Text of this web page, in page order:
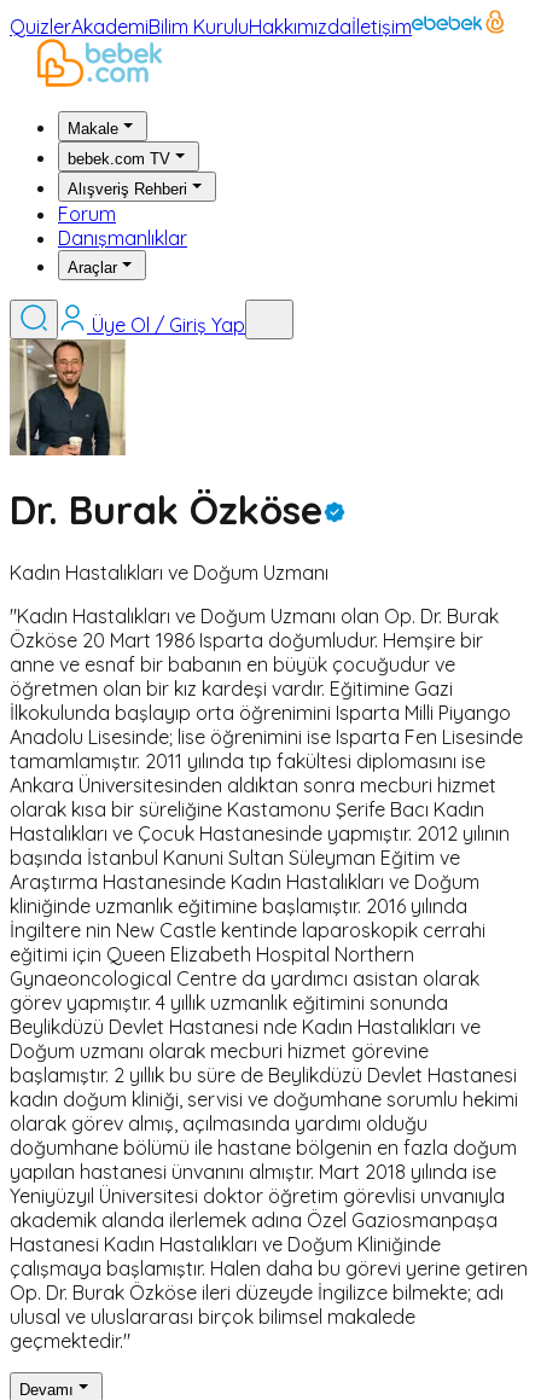
QuizlerAkademiBilim KuruluHakkımızdaİletişim
Makale
bebek.com TV
Alışveriş Rehberi
Forum
Danışmanlıklar
Araçlar
Üye Ol / Giriş Yap
Dr. Burak Özköse
Kadın Hastalıkları ve Doğum Uzmanı
"Kadın Hastalıkları ve Doğum Uzmanı olan Op. Dr. Burak
Özköse 20 Mart 1986 Isparta doğumludur. Hemşire bir
anne ve esnaf bir babanın en büyük çocuğudur ve
öğretmen olan bir kız kardeşi vardır. Eğitimine Gazi
İlkokulunda başlayıp orta öğrenimini Isparta Milli Piyango
Anadolu Lisesinde; lise öğrenimini ise Isparta Fen Lisesinde
tamamlamıştır. 2011 yılında tıp fakültesi diplomasını ise
Ankara Üniversitesinden aldıktan sonra mecburi hizmet
olarak kısa bir süreliğine Kastamonu Şerife Bacı Kadın
Hastalıkları ve Çocuk Hastanesinde yapmıştır. 2012 yılının
başında İstanbul Kanuni Sultan Süleyman Eğitim ve
Araştırma Hastanesinde Kadın Hastalıkları ve Doğum
kliniğinde uzmanlık eğitimine başlamıştır. 2016 yılında
İngiltere nin New Castle kentinde laparoskopik cerrahi
eğitimi için Queen Elizabeth Hospital Northern
Gynaeoncological Centre da yardımcı asistan olarak
görev yapmıştır. 4 yıllık uzmanlık eğitimini sonunda
Beylikdüzü Devlet Hastanesi nde Kadın Hastalıkları ve
Doğum uzmanı olarak mecburi hizmet görevine
başlamıştır. 2 yıllık bu süre de Beylikdüzü Devlet Hastanesi
kadın doğum kliniği, servisi ve doğumhane sorumlu hekimi
olarak görev almış, açılmasında yardımı olduğu
doğumhane bölümü ile hastane bölgenin en fazla doğum
yapılan hastanesi ünvanını almıştır. Mart 2018 yılında ise
Yeniyüzyıl Üniversitesi doktor öğretim görevlisi unvanıyla
akademik alanda ilerlemek adına Özel Gaziosmanpaşa
Hastanesi Kadın Hastalıkları ve Doğum Kliniğinde
çalışmaya başlamıştır. Halen daha bu görevi yerine getiren
Op. Dr. Burak Özköse ileri düzeyde İngilizce bilmekte; adı
ulusal ve uluslararası birçok bilimsel makalede
geçmektedir."
Devamı